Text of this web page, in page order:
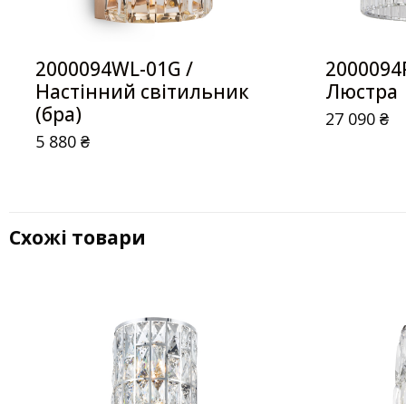
2000094WL-01G /
Настінний світильник
(бра)
5 880₴
Люстра
27 090₴
Схожі товари